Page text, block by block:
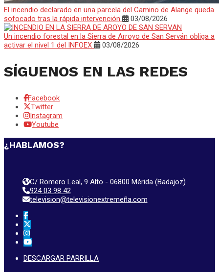
El incendio declarado en una parcela del Camino de Alange queda
sofocado tras la rápida intervención
03/08/2026
Un incendio forestal en la Sierra de Arroyo de San Serván obliga a
activar el nivel 1 del INFOEX
03/08/2026
SÍGUENOS EN LAS REDES
Facebook
Twitter
Instagram
Youtube
¿HABLAMOS?
C/ Romero Leal, 9 Alto - 06800 Mérida (Badajoz)
924 03 98 42
television@televisionextremeña.com
DESCARGAR PARRILLA